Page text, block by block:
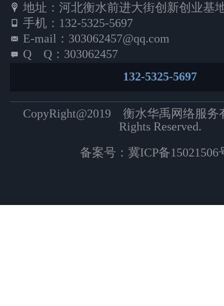
地址：河北衡水前进大街创新创业基
手机：132-5325-5697
E-mail：303062457@qq.com
Q Q：303062457
132-5325-5697
CopyRight@2019 衡水华禹网络服
Rights Reserved.
备案号： 冀ICP备15021506